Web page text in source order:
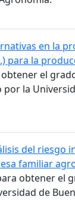
en la
para la
el
la
del riesgo
familiar
obtener el
de